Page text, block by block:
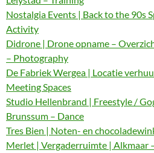
Nostalgia Events | Back to the 90s
Activity
Didrone | Drone opname –
– Photography
De Fabriek Wergea | Locatie
Meeting Spaces
Studio Hellenbrand | Freestyle /
Brunssum – Dance
Tres Bien | Noten- en
Merlet | Vergaderruimte | Alkmaar